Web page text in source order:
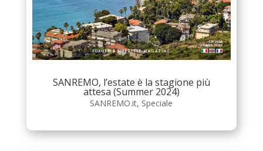
SANREMO, l’estate è la stagione più
attesa (Summer 2024)
SANREMO.it, Speciale